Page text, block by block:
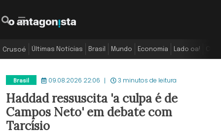
Crusoé Últimas Notícias Brasil Mundo Economia Lado oa!
Brasil 09.08.2026 22:06 3 minutos de leitura
Haddad ressuscita 'a culpa é de
Campos Neto' em debate com
Tarcísio